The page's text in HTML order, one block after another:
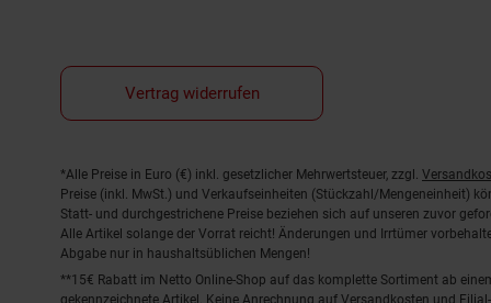
Vertrag widerrufen
Fußnoten
*Alle Preise in Euro (€) inkl. gesetzlicher Mehrwertsteuer, zzgl.
Preise (inkl. MwSt.) und Verkaufseinheiten (Stückzahl/Mengeneinheit)
Statt- und durchgestrichene Preise beziehen sich auf unseren zuvor
Alle Artikel solange der Vorrat reicht! Änderungen und Irrtümer
Abgabe nur in haushaltsüblichen Mengen!
**15€ Rabatt im Netto Online-Shop auf das komplette Sortiment ab